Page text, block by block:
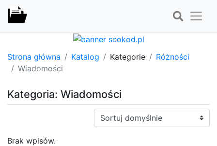
Strona główna Katalog Kategorie
Różności
Wiadomości
Kategoria: Wiadomości
Sortuj:
Brak wpisów.